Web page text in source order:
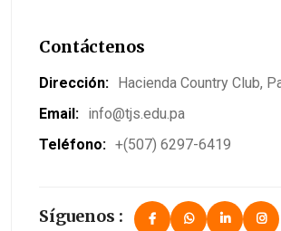
Contáctenos
Dirección: Hacienda Country Club,
Email: info@tjs.edu.pa
Teléfono: +(507) 6297-6419
Síguenos :